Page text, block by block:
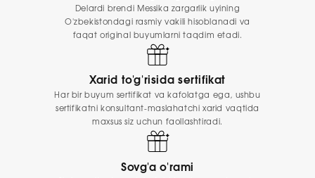
Delardi brendi Messika zargarlik uyining
O'zbekistondagi rasmiy vakili hisoblanadi va
faqat original buyumlarni taqdim etadi.
Xarid to'g'risida sertifikat
Har bir buyum sertifikat va kafolatga ega, ushbu
sertifikatni konsultant-maslahatchi xarid vaqtida
maxsus siz uchun faollashtiradi.
Sovg'a o'rami